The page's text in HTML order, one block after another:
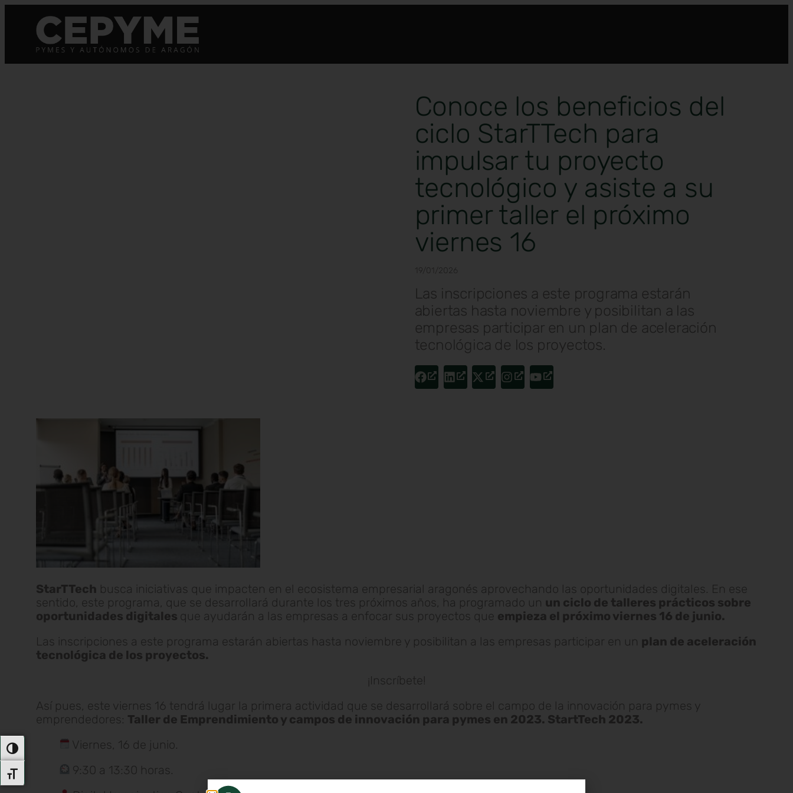
Alternar Alto Contraste
Alternar Tamaño De Letra
Conoce los beneficios del
ciclo StarTTech para
impulsar tu proyecto
tecnológico y asiste a su
primer taller el próximo
viernes 16
19/01/2026
Las inscripciones a este programa estarán
abiertas hasta noviembre y posibilitan a las
empresas participar en un plan de aceleración
tecnológica de los proyectos.
StarTTech busca iniciativas que impacten en el ecosistema empresarial aragonés aprovechando las oportunidades digitales. En ese
sentido, este programa, que se desarrollará durante los tres próximos años, ha programado un un ciclo de talleres prácticos sobre
oportunidades digitales que ayudarán a las empresas a enfocar sus proyectos que empieza el próximo viernes 16 de junio.
Las inscripciones a este programa estarán abiertas hasta noviembre y posibilitan a las empresas participar en un plan de aceleración
tecnológica de los proyectos.
¡Inscríbete!
Así pues, este viernes 16 tendrá lugar la primera actividad que se desarrollará sobre el campo de la innovación para pymes y
emprendedores: Taller de Emprendimiento y campos de innovación para pymes en 2023. StartTech 2023.
Viernes, 16 de junio.
9:30 a 13:30 horas.